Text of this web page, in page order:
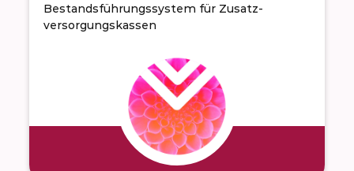
Bestandsführungssystem für Zusatz­
versorgungskassen